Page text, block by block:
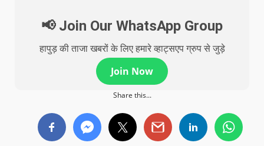
📢 Join Our WhatsApp Group
हापुड़ की ताजा खबरों के लिए हमारे व्हाट्सएप ग्रुप से जुड़े
Join Now
Share this...